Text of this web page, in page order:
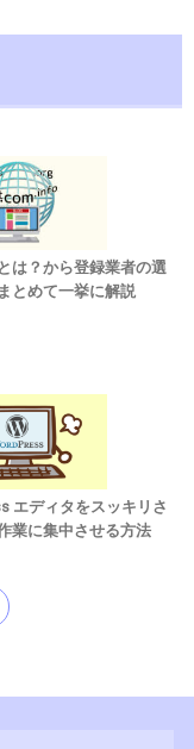
は？から登録業者の選
とめて一挙に解説
エディタをスッキリさ
業に集中させる方法